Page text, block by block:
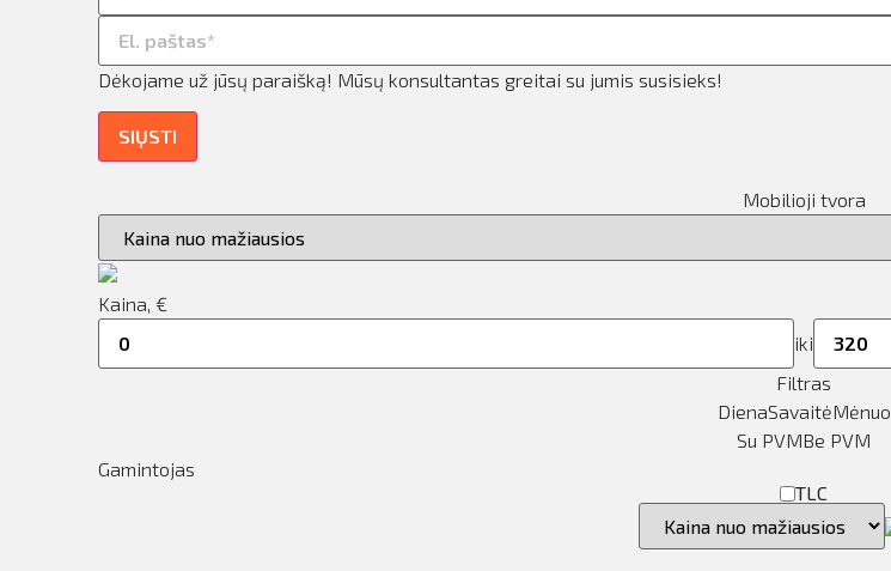
Dėkojame už jūsų paraišką! Mūsų konsultantas greitai su jumis susisieks!
SIŲSTI
Mobilioji tvora
Kaina, €
iki
Filtras
DienaSavaitėMėnuo
Su PVMBe PVM
Gamintojas
TLC